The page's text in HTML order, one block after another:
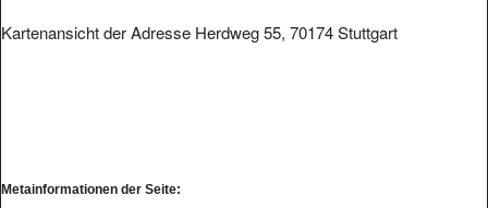
Kartenansicht der Adresse Herdweg 55, 70174 Stuttgart
Metainformationen der Seite: